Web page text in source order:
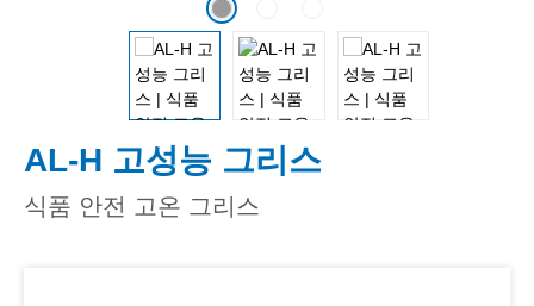
AL-H 고성능 그리스
식품 안전 고온 그리스